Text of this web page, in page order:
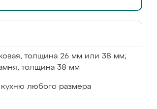
толщина 26 мм или 38 мм;
толщина 38 мм
кухню любого размера